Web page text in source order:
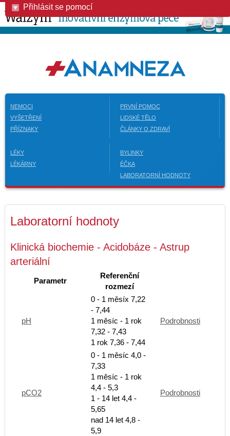
Přihlásit se pomocí
NEMOCI
VYŠETŘENÍ
PŘÍZNAKY
PRVNÍ POMOC
LIDSKÉ TĚLO
ČLÁNKY O ZDRAVÍ
LÉKY
LÉKÁRNY
BYLINKY
ÉČKA
LABORATORNÍ HODNOTY
Laboratorní hodnoty
Klinická biochemie - Acidobáze - Astrup
arteriální
Parametr
Referenční
rozmezí
pH
0 - 1 měsíx 7,22
- 7,44
1 měsíc - 1 rok
7,32 - 7,43
1 rok 7,36 - 7,44
Podrobnosti
pCO2
0 - 1 měsíc 4,0 -
7,33
1 měsíc - 1 rok
4,4 - 5,3
1 - 14 let 4,4 -
5,65
nad 14 let 4,8 -
5,9
Podrobnosti